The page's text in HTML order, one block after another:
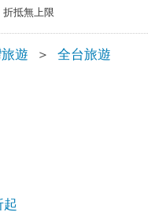
折抵無上限
遊 ＞ 全台旅遊
起